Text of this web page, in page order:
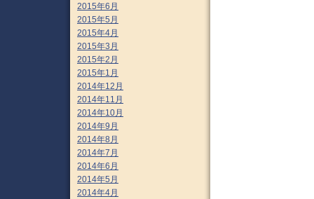
2015年6月
2015年5月
2015年4月
2015年3月
2015年2月
2015年1月
2014年12月
2014年11月
2014年10月
2014年9月
2014年8月
2014年7月
2014年6月
2014年5月
2014年4月